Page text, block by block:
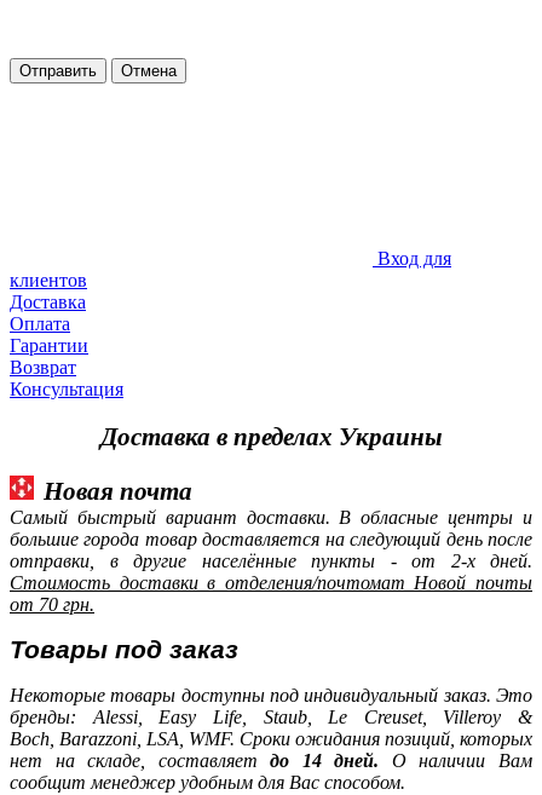
Отправить Отмена
Вход для
клиентов
Доставка
Оплата
Гарантии
Возврат
Консультация
Доставка в пределах Украины
Новая почта
Самый быстрый вариант доставки. В обласные центры и
большие города товар доставляется на следующий день после
отправки, в другие населённые пункты - от 2-х дней.
Стоимость доставки в отделения/почтомат Новой почты
от 70 грн.
Товары под заказ
Некоторые товары доступны под индивидуальный заказ. Это
бренды: Alessi, Easy Life, Staub, Le Creuset, Villeroy &
Boch, Barazzoni, LSA, WMF. Сроки ожидания позиций, которых
нет на складе, составляет до 14 дней. О наличии Вам
сообщит менеджер удобным для Вас способом.